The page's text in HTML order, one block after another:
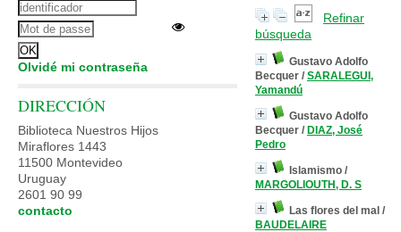
Refinar
búsqueda
Gustavo Adolfo
Becquer / SARALEGUI,
Yamandú
Gustavo Adolfo
Becquer / DIAZ, José
Pedro
Islamismo /
MARGOLIOUTH, D. S
Las flores del mal /
BAUDELAIRE
Olvidé mi contraseña
DIRECCIÓN
Biblioteca Nuestros Hijos
Miraflores 1443
11500 Montevideo
Uruguay
2601 90 99
contacto